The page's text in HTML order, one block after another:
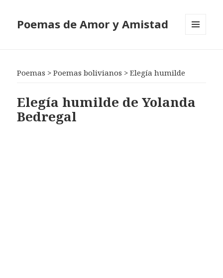
Poemas de Amor y Amistad
Poemas >Poemas bolivianos >Elegía humilde
Elegía humilde de Yolanda
Bedregal